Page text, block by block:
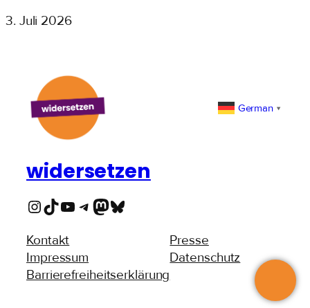
3. Juli 2026
German ▼
widersetzen
Instagram TikTok YouTube Telegram Mastodon Bluesky
Kontakt
Impressum
Barrierefreiheitserklärung
Presse
Datenschutz